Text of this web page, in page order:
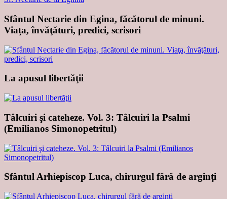
Sfântul Nectarie din Egina, făcătorul de minuni.
Viaţa, învăţături, predici, scrisori
La apusul libertăţii
Tâlcuiri şi cateheze. Vol. 3: Tâlcuiri la Psalmi
(Emilianos Simonopetritul)
Sfântul Arhiepiscop Luca, chirurgul fără de arginţi